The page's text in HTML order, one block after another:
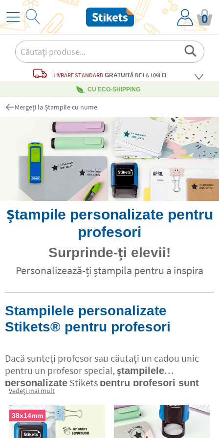
0
LIVRARE STANDARD GRATUITĂ DE LA 109LEI
CU ECO-SHIPPING
Mergeți la Ștampile cu nume
Ștampile personalizate pentru
profesori
Surprinde-ți elevii!
Personalizează-ți ștampila pentru a inspira
Stampilele personalizate
Stikets®️ pentru profesori
Dacă sunteți profesor sau căutați un cadou unic
pentru un profesor special, ștampilele
personalizate Stikets pentru profesori sunt
un cadou ideal
rotundă sau pătrată, puteți alege un design și
puteți adăuga orice text doriți, în funcție de ce va
fi folosit ștampila. Îl puteți folosipentru a oferi
Vedeți mai mult
38x14mm